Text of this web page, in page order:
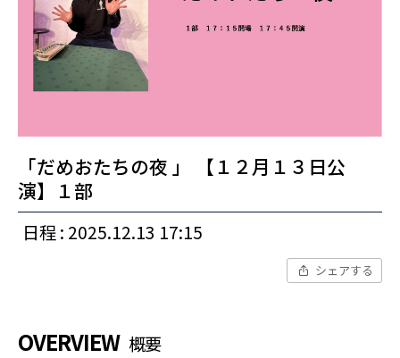
「だめおたちの夜 」 【１２月１３日公
演】１部
日程 : 2025.12.13 17:15
シェアする
OVERVIEW 概要